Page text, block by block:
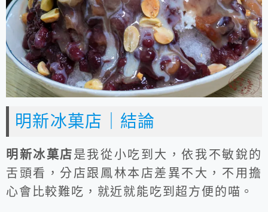
明新冰菓店｜結論
明新冰菓店是我從小吃到大，依我不敏銳的
舌頭看，分店跟鳳林本店差異不大，不用擔
心會比較難吃，就近就能吃到超方便的喵。